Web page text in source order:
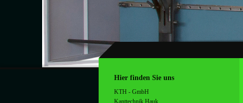
Hier finden Sie uns
KTH - GmbH
Kanttechnik Hauk